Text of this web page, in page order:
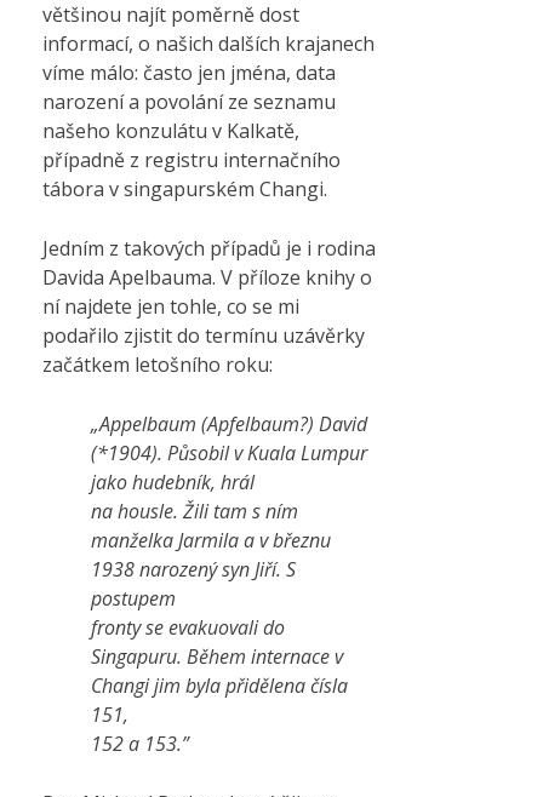
většinou najít poměrně dost
informací, o našich dalších krajanech
víme málo: často jen jména, data
narození a povolání ze seznamu
našeho konzulátu v Kalkatě,
případně z registru internačního
tábora v singapurském Changi.
Jedním z takových případů je i rodina
Davida Apelbauma. V příloze knihy o
ní najdete jen tohle, co se mi
podařilo zjistit do termínu uzávěrky
začátkem letošního roku:
„Appelbaum (Apfelbaum?) David
(*1904). Působil v Kuala Lumpur
jako hudebník, hrál
na housle. Žili tam s ním
manželka Jarmila a v březnu
1938 narozený syn Jiří. S
postupem
fronty se evakuovali do
Singapuru. Během internace v
Changi jim byla přidělena čísla
151,
152 a 153.”